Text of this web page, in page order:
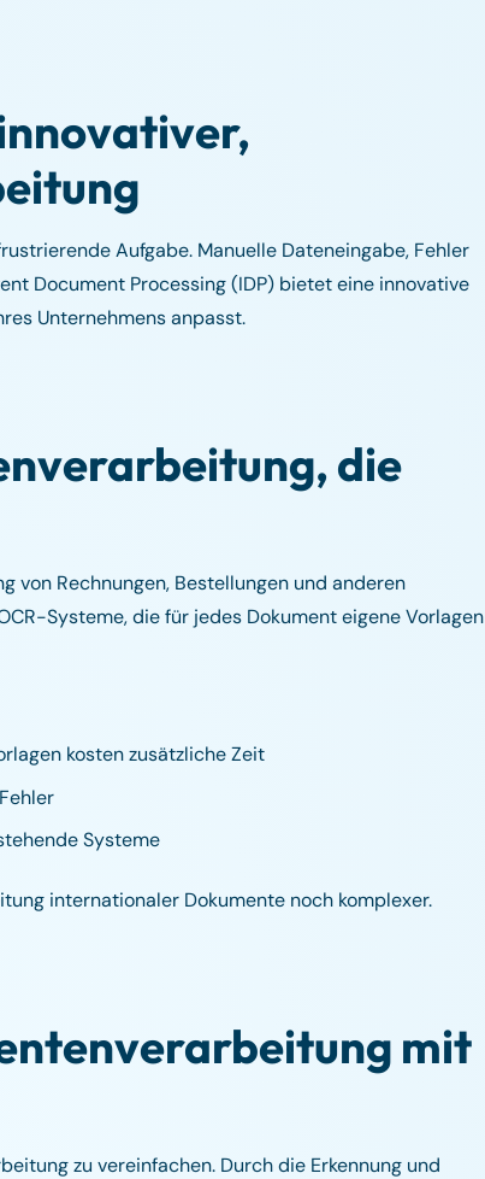
Aufgabe. Manuelle Dateneingabe, Fehler
Document Processing (IDP) bietet eine innovative
Unternehmens anpasst.
die
von Rechnungen, Bestellungen und anderen
Systeme, die für jedes Dokument eigene Vorlagen
kosten zusätzliche Zeit
Systeme
internationaler Dokumente noch komplexer.
mit
zu vereinfachen. Durch die Erkennung und